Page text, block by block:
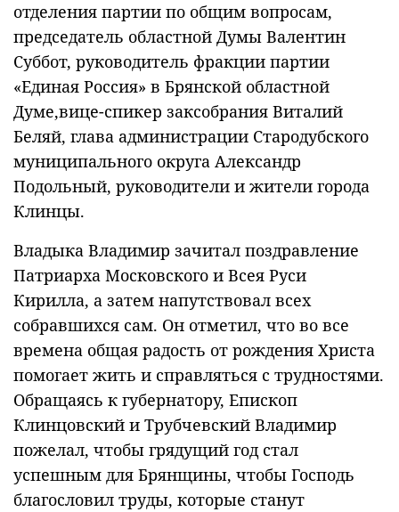
отделения партии по общим вопросам,
председатель областной Думы Валентин
Суббот, руководитель фракции партии
«Единая Россия» в Брянской областной
Думе,вице-спикер заксобрания Виталий
Беляй, глава администрации Стародубского
муниципального округа Александр
Подольный, руководители и жители города
Клинцы.
Владыка Владимир зачитал поздравление
Патриарха Московского и Всея Руси
Кирилла, а затем напутствовал всех
собравшихся сам. Он отметил, что во все
времена общая радость от рождения Христа
помогает жить и справляться с трудностями.
Обращаясь к губернатору, Епископ
Клинцовский и Трубчевский Владимир
пожелал, чтобы грядущий год стал
успешным для Брянщины, чтобы Господь
благословил труды, которые станут